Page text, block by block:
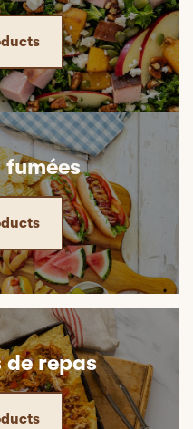
fumées
repas